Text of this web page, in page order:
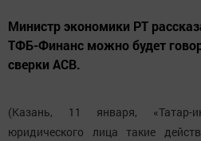
Министр экономики РТ
ТФБ-Финанс можно будет
сверки АСВ.
(Казань, 11 января, «Татар-
юридического лица такие